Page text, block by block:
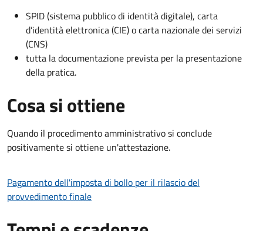
SPID (sistema pubblico di identità digitale), carta
d’identità elettronica (CIE) o carta nazionale dei servizi
(CNS)
tutta la documentazione prevista per la presentazione
della pratica.
Cosa si ottiene
Quando il procedimento amministrativo si conclude
positivamente si ottiene un'attestazione.
Pagamento dell'imposta di bollo per il rilascio del
provvedimento finale